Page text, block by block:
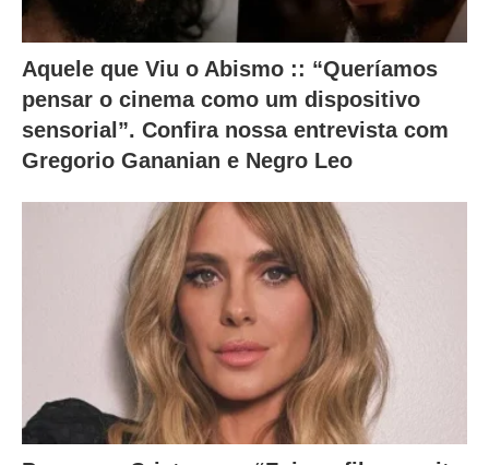
Aquele que Viu o Abismo :: “Queríamos
pensar o cinema como um dispositivo
sensorial”. Confira nossa entrevista com
Gregorio Gananian e Negro Leo